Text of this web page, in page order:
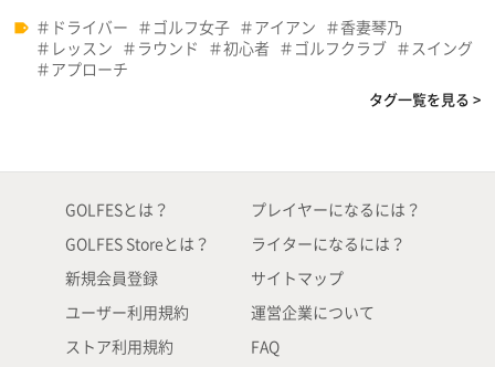
ドライバー ゴルフ女子 アイアン
香妻琴乃
レッスン
ラウンド 初心者 ゴルフクラブ
スイング
アプローチ
タグ一覧を見る >
GOLFESとは？
GOLFES Storeとは？
新規会員登録
ユーザー利用規約
ストア利用規約
プレイヤーになるには？
ライターになるには？
サイトマップ
運営企業について
FAQ